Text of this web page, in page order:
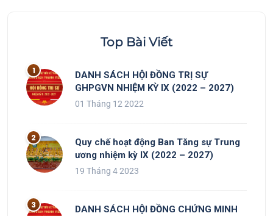
Top Bài Viết
DANH SÁCH HỘI ĐỒNG TRỊ SỰ
GHPGVN NHIỆM KỲ IX (2022 – 2027)
01 Tháng 12 2022
Quy chế hoạt động Ban Tăng sự Trung
ương nhiệm kỳ IX (2022 – 2027)
19 Tháng 4 2023
DANH SÁCH HỘI ĐỒNG CHỨNG MINH